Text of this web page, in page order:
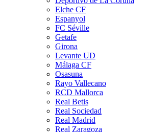
Elche CF
Espanyol
FC Séville
Getafe
Girona
Levante UD
Málaga CF
Osasuna
Rayo Vallecano
RCD Mallorca
Real Betis
Real Sociedad
Real Madrid
Real Zaragoza